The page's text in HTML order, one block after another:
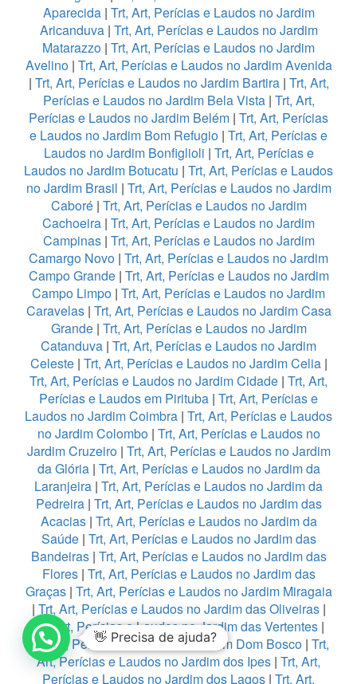
Aparecida| Trt, Art, Perícias e Laudos no Jardim
Aricanduva| Trt, Art, Perícias e Laudos no Jardim
Matarazzo | Trt, Art, Perícias e Laudos no Jardim
Avelino| Trt, Art, Perícias e Laudos no Jardim Avenida
| Trt, Art, Perícias e Laudos no Jardim Bartira| Trt, Art,
Perícias e Laudos no Jardim Bela Vista| Trt, Art,
Perícias e Laudos no Jardim Belém | Trt, Art, Perícias
e Laudos no Jardim Bom Refugio | Trt, Art, Perícias e
Laudos no Jardim Bonfiglioli | Trt, Art, Perícias e
Laudos no Jardim Botucatu | Trt, Art, Perícias e Laudos
no Jardim Brasil | Trt, Art, Perícias e Laudos no Jardim
Caboré| Trt, Art, Perícias e Laudos no Jardim
Cachoeira | Trt, Art, Perícias e Laudos no Jardim
Campinas| Trt, Art, Perícias e Laudos no Jardim
Camargo Novo | Trt, Art, Perícias e Laudos no Jardim
Campo Grande| Trt, Art, Perícias e Laudos no Jardim
Campo Limpo | Trt, Art, Perícias e Laudos no Jardim
Caravelas| Trt, Art, Perícias e Laudos no Jardim Casa
Grande| Trt, Art, Perícias e Laudos no Jardim
Catanduva | Trt, Art, Perícias e Laudos no Jardim
Celeste| Trt, Art, Perícias e Laudos no Jardim Celia|
Trt, Art, Perícias e Laudos no Jardim Cidade | Trt, Art,
Perícias e Laudos em Pirituba | Trt, Art, Perícias e
Laudos no Jardim Coimbra | Trt, Art, Perícias e Laudos
no Jardim Colombo| Trt, Art, Perícias e Laudos no
Jardim Cruzeiro| Trt, Art, Perícias e Laudos no Jardim
da Glória| Trt, Art, Perícias e Laudos no Jardim da
Laranjeira | Trt, Art, Perícias e Laudos no Jardim da
Pedreira| Trt, Art, Perícias e Laudos no Jardim das
Acacias| Trt, Art, Perícias e Laudos no Jardim da
Saúde| Trt, Art, Perícias e Laudos no Jardim das
Bandeiras| Trt, Art, Perícias e Laudos no Jardim das
Flores| Trt, Art, Perícias e Laudos no Jardim das
Graças| Trt, Art, Perícias e Laudos no Jardim Miragaia
| Trt, Art, Perícias e Laudos no Jardim das Oliveiras|
Trt, Art, Perícias e Laudos no Jardim das Vertentes|
Trt, Art, Perícias e Laudos no Jardim Dom Bosco| Trt,
Art, Perícias e Laudos no Jardim dos Ipes | Trt, Art,
Perícias e Laudos no Jardim dos Lagos | Trt, Art,
👋 Precisa de ajuda?